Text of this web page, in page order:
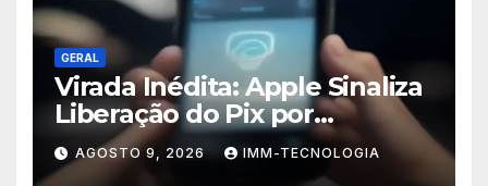
GERAL
Virada Inédita: Apple Sinaliza
Liberação do Pix por
Aproximação para iPhones
no Brasil
AGOSTO 9, 2026 IMM-TECNOLOGIA